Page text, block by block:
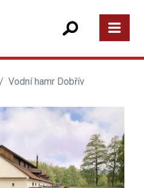
Vodní hamr Dobřív